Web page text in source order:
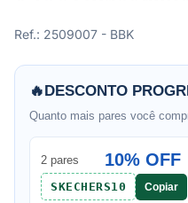
Ref.: 2509007 - BBK
🔥DESCONTO
Quanto mais pares você
2 pares 10% OFF
SKECHERS10 Copiar